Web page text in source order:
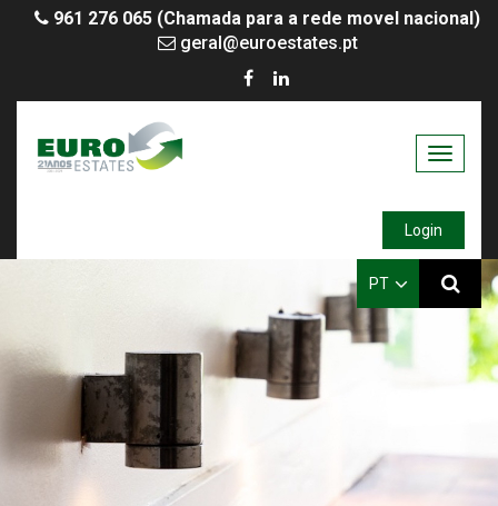
961 276 065 (Chamada para a rede movel nacional)
geral@euroestates.pt
Toggle
Login
PT